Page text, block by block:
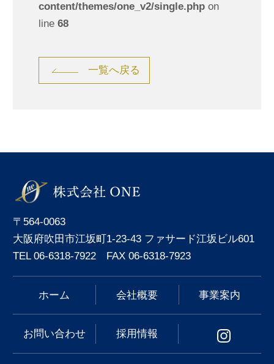
content/themes/one_v2/single.phpon
line 68
一覧へ戻る
〒564-0063
大阪府吹田市江坂町1-23-43 ファサード江坂ビル601
TEL 06-6318-7922 FAX 06-6318-7923
ホーム 会社概要 事業案内
お問い合わせ 採用情報